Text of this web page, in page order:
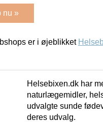
nu »
er i øjeblikket
Helsebixen.dk har
naturlægemidler,
udvalgte sunde
deres udvalg.